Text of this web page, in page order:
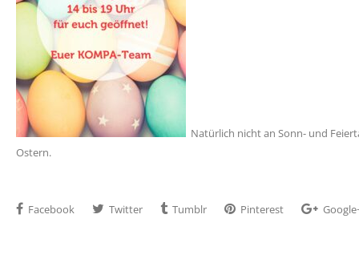
Natürlich nicht an Sonn- und
Ostern.
Facebook Twitter Tumblr Pinterest